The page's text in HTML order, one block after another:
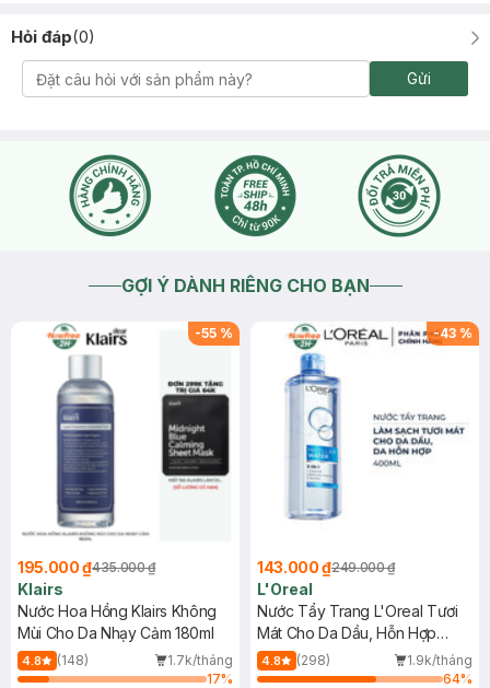
Hỏi đáp(0)
Gửi
GỢI Ý DÀNH RIÊNG CHO BẠN
-55 %
195.000 ₫435.000 ₫
Klairs
Nước Hoa Hồng Klairs Không
Mùi Cho Da Nhạy Cảm 180ml
4.8 (148)
1.7k/tháng
17%
-43 %
143.000 ₫249.000 ₫
L'Oreal
Nước Tẩy Trang L'Oreal Tươi
Mát Cho Da Dầu, Hỗn Hợp
400ml
4.8 (298)
1.9k/tháng
64%